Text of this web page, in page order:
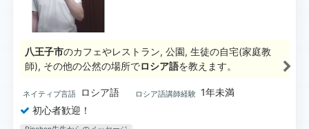
八王子市のカフェやレストラン, 公園, 生徒の自宅(家庭教
師), その他の公然の場所でロシア語を教えます。
ネイティブ言語 ロシア語 ロシア語講師経験 1年未満
初心者歓迎！